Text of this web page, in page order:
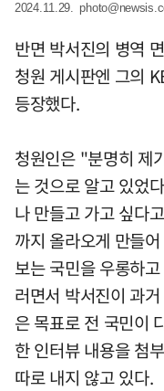
2024.11.29.
반면 박서진의 병역
청원 게시판엔 그의
등장했다.
청원인은 "분명히 제
는 것으로 알고 있었
나 만들고 가고 싶다
까지 올라오게 만들
보는 국민을 우롱하
러면서 박서진이 과
은 목표로 전 국민이
한 인터뷰 내용을 첨
따로 내지 않고 있다.